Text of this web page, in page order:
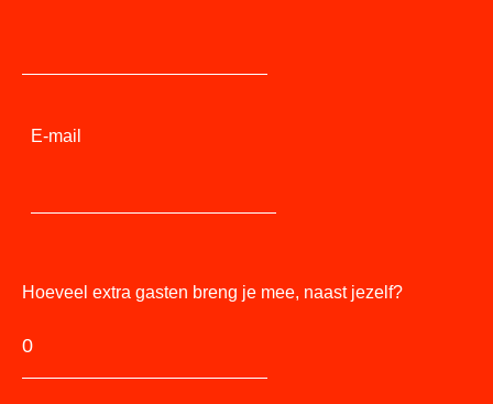
E-mail
Hoeveel extra gasten breng je mee, naast jezelf?